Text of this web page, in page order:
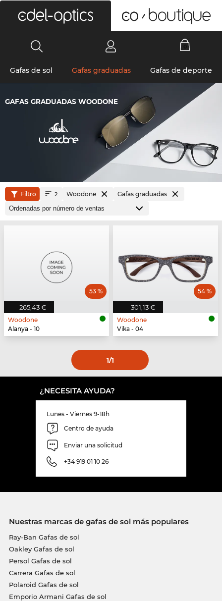
Gafas de sol Gafas graduadas Gafas de deporte
GAFAS GRADUADAS WOODONE
Filtro 2 Woodone Gafas graduadas
265,43 €
53 %
Woodone
Alanya - 10
301,13 €
54 %
Woodone
Vika - 04
1/1
¿NECESITA AYUDA?
Lunes - Viernes 9-18h
Centro de ayuda
Enviar una solicitud
+34 919 01 10 26
Nuestras marcas de gafas de sol más populares
Ray-Ban Gafas de sol
Oakley Gafas de sol
Persol Gafas de sol
Carrera Gafas de sol
Polaroid Gafas de sol
Emporio Armani Gafas de sol